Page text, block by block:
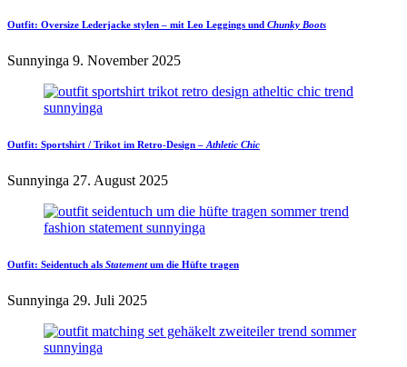
Outfit: Oversize Lederjacke stylen – mit Leo Leggings und Chunky Boots
Sunnyinga 9. November 2025
Outfit: Sportshirt / Trikot im Retro-Design – Athletic Chic
Sunnyinga 27. August 2025
Outfit: Seidentuch als Statementum die Hüfte tragen
Sunnyinga 29. Juli 2025